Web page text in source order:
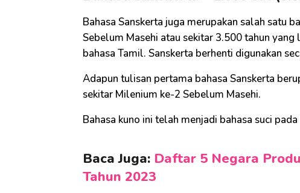
Bahasa Sanskerta juga merupakan salah satu
Sebelum Masehi atau sekitar 3.500 tahun
bahasa Tamil. Sanskerta berhenti digunakan
Adapun tulisan pertama bahasa Sanskerta
sekitar Milenium ke-2 Sebelum Masehi.
Bahasa kuno ini telah menjadi bahasa suci
Baca Juga: Daftar 5 Negara
Tahun 2023